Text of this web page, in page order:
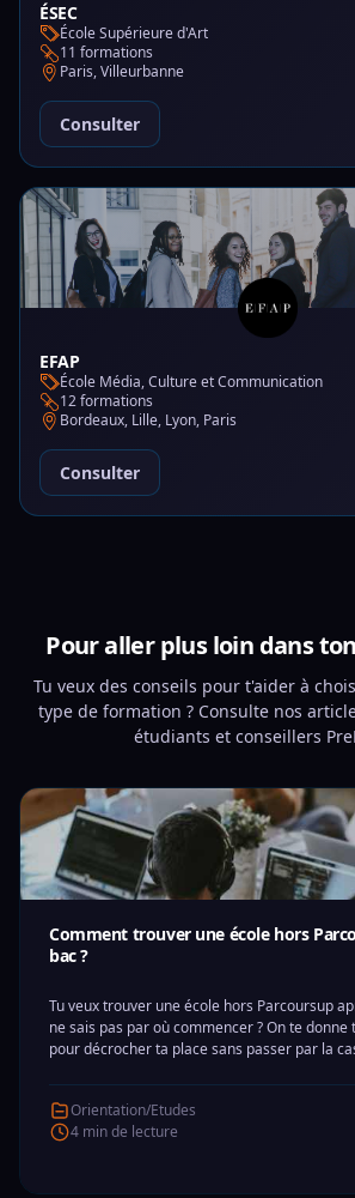
ÉSEC
École Supérieure d'Art
11 formations
Paris, Villeurbanne
Consulter
EFAP
École Média, Culture et Communication
12 formations
Bordeaux, Lille, Lyon, Paris
Consulter
Pour aller plus loin dans
Tu veux des conseils pour t'aider à
type de formation ? Consulte nos
étudiants et conseillers
Comment trouver une école hors
bac ?
Tu veux trouver une école hors Parcoursup
ne sais pas par où commencer ? On te donne
pour décrocher ta place sans passer par la
Orientation/Etudes
4 min de lecture